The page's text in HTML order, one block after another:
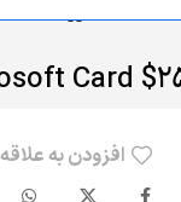
Card
افزودن به